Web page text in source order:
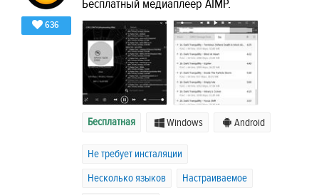
636
Бесплатный медиаплеер AIMP.
Бесплатная Windows Android
Не требует инсталяции
Несколько языков
Настраиваемое